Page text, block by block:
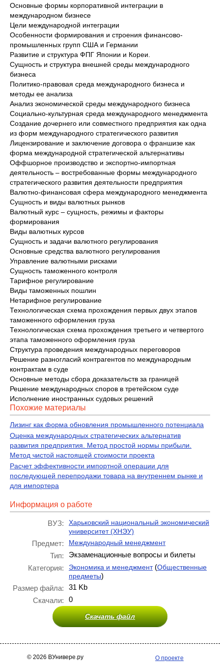
Основные формы корпоративной интеграции в
международном бизнесе
Цели международной интеграции
Особенности формирования и строения финансово-
промышленных групп США и Германии
Развитие и структура ФПГ Японии и Кореи.
Сущность и структура внешней среды международного
бизнеса
Политико-правовая среда международного бизнеса и
методы ее анализа
Анализ экономической среды международного бизнеса
Социально-культурная среда международного менеджмента
Создание дочернего или совместного предприятия как одна
из форм международного стратегического развития
Лицензирование и заключение договора о франшизе как
форма международной стратегической альтернативы
Оффшорное производство и экспортно-импортная
деятельность – востребованные формы международного
стратегического развития деятельности предприятия
Валютно-финансовая сфера международного менеджмента
Сущность и виды валютных рынков
Валютный курс – сущность, режимы и факторы
формирования
Виды валютных курсов
Сущность и задачи валютного регулирования
Основные средства валютного регулирования
Управление валютными рисками
Сущность таможенного контроля
Тарифное регулирование
Виды таможенных пошлин
Нетарифное регулирование
Технологическая схема прохождения первых двух этапов
таможенного оформления груза
Технологическая схема прохождения третьего и четвертого
этапа таможенного оформления груза
Структура проведения международных переговоров
Решение разногласий контрагентов по международным
контрактам в суде
Основные методы сбора доказательств за границей
Решение международных споров в третейском суде
Исполнение иностранных судовых решений
Похожие материалы
Лизинг как форма обновления промышленного потенциала
Оценка международных стратегических альтернатив
развития предприятия. Метод простой нормы прибыли.
Метод чистой настоящей стоимости проекта
Расчет эффективности импортной операции для
последующей перепродажи товара на внутреннем рынке и
для импортера
Информация о работе
ВУЗ:
Харьковский национальный экономический
университет (ХНЭУ)
Предмет: Международный менеджмент
Тип:
Экзаменационные вопросы и билеты
Категория:
Экономика и менеджмент(Общественные
предметы)
Размер файла:
31 Kb
Скачали:
0
Скачать файл
© 2026 ВУнивере.ру О проекте